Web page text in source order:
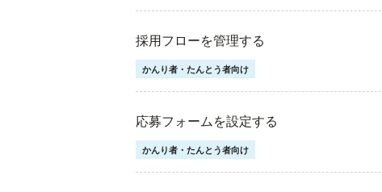
採用フローを管理する
かんり者・たんとう者向け
応募フォームを設定する
かんり者・たんとう者向け